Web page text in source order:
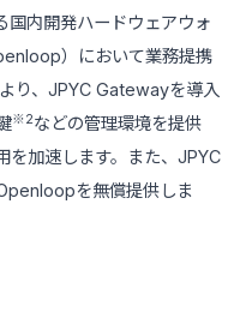
国内開発ハードウェアウォ
）において業務提携
り、JPYC Gatewayを導入
※2などの管理環境を提供
を加速します。また、JPYC
を無償提供しま